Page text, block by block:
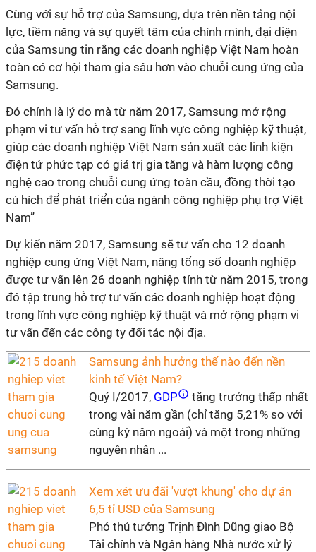
Cùng với sự hỗ trợ của Samsung, dựa trên nền tảng nội
lực, tiềm năng và sự quyết tâm của chính mình, đại diện
của Samsung tin rằng các doanh nghiệp Việt Nam hoàn
toàn có cơ hội tham gia sâu hơn vào chuỗi cung ứng của
Samsung.
Đó chính là lý do mà từ năm 2017, Samsung mở rộng
phạm vi tư vấn hỗ trợ sang lĩnh vực công nghiệp kỹ thuật,
giúp các doanh nghiệp Việt Nam sản xuất các linh kiện
điện tử phức tạp có giá trị gia tăng và hàm lượng công
nghệ cao trong chuỗi cung ứng toàn cầu, đồng thời tạo
cú hích để phát triển của ngành công nghiệp phụ trợ Việt
Nam”
Dự kiến năm 2017, Samsung sẽ tư vấn cho 12 doanh
nghiệp cung ứng Việt Nam, nâng tổng số doanh nghiệp
được tư vấn lên 26 doanh nghiệp tính từ năm 2015, trong
đó tập trung hỗ trợ tư vấn các doanh nghiệp hoạt động
trong lĩnh vực công nghiệp kỹ thuật và mở rộng phạm vi
tư vấn đến các công ty đối tác nội địa.
Samsung ảnh hưởng thế nào đến nền
kinh tế Việt Nam?
Quý I/2017, GDP
tăng trưởng thấp nhất
trong vài năm gần (chỉ tăng 5,21% so với
cùng kỳ năm ngoái) và một trong những
nguyên nhân ...
Xem xét ưu đãi 'vượt khung' cho dự án
6,5 tỉ USD của Samsung
Phó thủ tướng Trịnh Đình Dũng giao Bộ
Tài chính và Ngân hàng Nhà nước xử lý